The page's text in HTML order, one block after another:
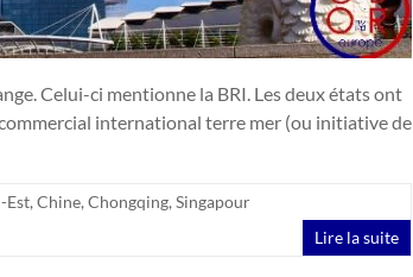
Celui-ci mentionne la BRI. Les deux états ont
international terre mer (ou initiative de
Est, Chine, Chongqing, Singapour
Lire la suite